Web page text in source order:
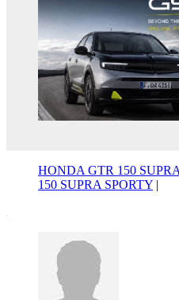
HONDA GTR 150
150 SUPRA SPORTY |